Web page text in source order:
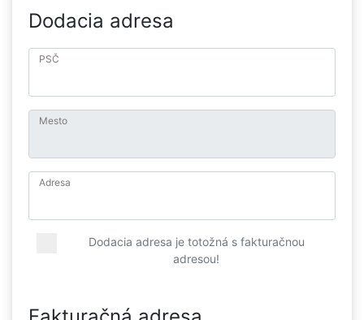
Dodacia adresa
PSČ
Mesto
Adresa
Dodacia adresa je totožná s fakturačnou
adresou!